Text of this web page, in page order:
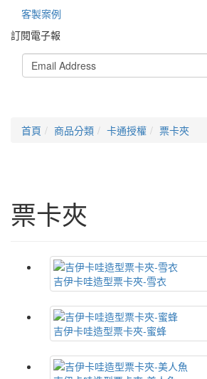
客製案例
訂閱電子報
首頁 商品分類 卡通授權 票卡夾
票卡夾
吉伊卡哇造型票卡夾-雪衣
吉伊卡哇造型票卡夾-蜜蜂